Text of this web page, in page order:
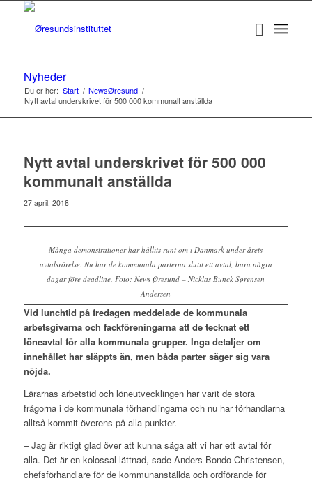
Nyheder
Du er her: Start / NewsØresund /
Nytt avtal underskrivet för 500 000 kommunalt anställda
Nytt avtal underskrivet för 500 000
kommunalt anställda
27 april, 2018
Många demonstrationer har hållits runt om i Danmark under årets
avtalsrörelse. Nu har de kommunala parterna slutit ett avtal, bara några
dagar före deadline. Foto: News Øresund – Nicklas Bunck Sørensen
Andersen
Vid lunchtid på fredagen meddelade de kommunala
arbetsgivarna och fackföreningarna att de tecknat ett
löneavtal för alla kommunala grupper. Inga detaljer om
innehållet har släppts än, men båda parter säger sig vara
nöjda.
Lärarnas arbetstid och löneutvecklingen har varit de stora
frågorna i de kommunala förhandlingarna och nu har förhandlarna
alltså kommit överens på alla punkter.
– Jag är riktigt glad över att kunna säga att vi har ett avtal för
alla. Det är en kolossal lättnad, sade Anders Bondo Christensen,
chefsförhandlare för de kommunanställda och ordförande för